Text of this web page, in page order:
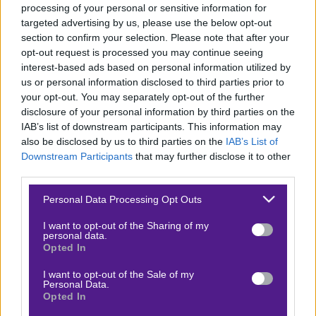
processing of your personal or sensitive information for
targeted advertising by us, please use the below opt-out
section to confirm your selection. Please note that after your
opt-out request is processed you may continue seeing
interest-based ads based on personal information utilized by
us or personal information disclosed to third parties prior to
your opt-out. You may separately opt-out of the further
disclosure of your personal information by third parties on the
IAB’s list of downstream participants. This information may
also be disclosed by us to third parties on the IAB’s List of
Downstream Participants that may further disclose it to other
Please note that this website/app uses one or more Google
not limited to your visit or usage behaviour. You may click to
grant or deny consent to Google and its third-party tags to
use your data for below specified purposes in below Google
consent section.
Personal Data Processing Opt Outs
I want to opt-out of the Sharing of my
personal data.
Opted In
I want to opt-out of the Sale of my
Personal Data.
Opted In
Η Σπαρτάκ Μόσχας έδωσε πολλά χρήματα για να τον
αποκτήσει, αλλά ο ίδιος δεν έχει προσαρμοστεί. Δεν
προσφέρει αγωνιστικά όσα θα περίμενε κανείς και
ταυτόχρονα δεν περνάει καλά και σε προσωπικό
επίπεδο. Δεν νιώθει άνετα στην πόλη και ψάχνει
τρόπους για να αλλάξει περιβάλλον.
Στον ΠΑΟΚ τα γνωρίζουν όλα αυτά και περιμένουν.
Παρακολουθούν εδώ και καιρό τις εξελίξεις και θέλουν
να χτυπήσουν την κατάλληλη στιγμή. Κάποιοι
υποστηρίζουν πως οι πρώτες επαφές ανάμεσα στις
ποδοσφαιριστής της ΑΕΚ είναι κάτι παραπάνω από
θετικός στο ενδεχόμενο επιστροφής του στην Ελλάδα.
Προσφορές*